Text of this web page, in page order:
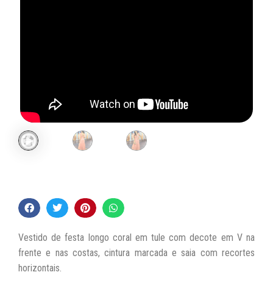
Vestido de festa longo coral em tule com decote em V na
frente e nas costas, cintura marcada e saia com recortes
horizontais.